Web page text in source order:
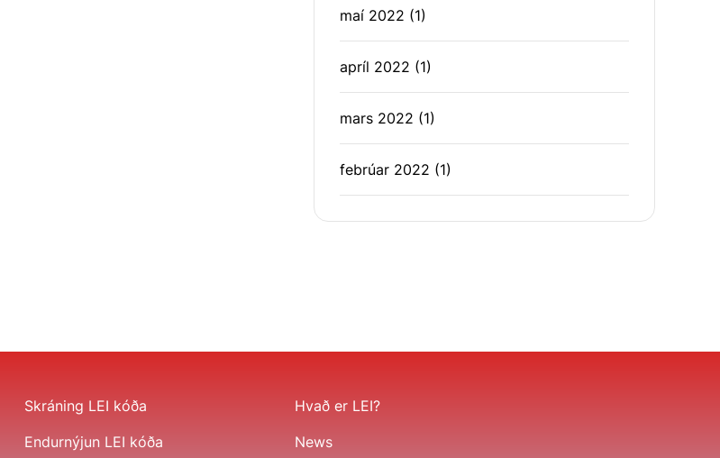
maí 2022 (1)
apríl 2022 (1)
mars 2022 (1)
febrúar 2022 (1)
Skráning LEI kóða
Endurnýjun LEI kóða
Hvað er LEI?
News